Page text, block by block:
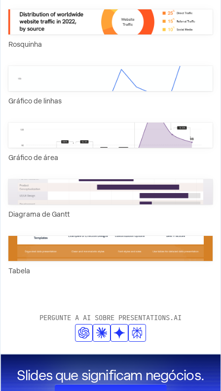
Rosquinha
Gráfico de linhas
Gráfico de área
Diagrama de Gantt
Tabela
PERGUNTE A AI SOBRE PRESENTATIONS.AI
Slides que significam negócios.